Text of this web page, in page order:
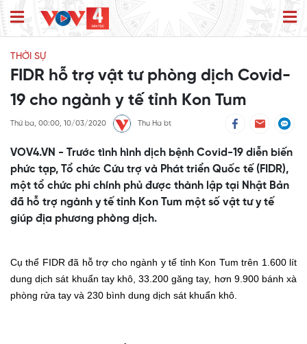
THỜI SỰ
FIDR hỗ trợ vật tư phòng dịch Covid-
19 cho ngành y tế tỉnh Kon Tum
Thứ ba, 00:00, 10/03/2020 Thu Ha bt
VOV4.VN - Trước tình hình dịch bệnh Covid-19 diễn biến
phức tạp, Tổ chức Cứu trợ và Phát triển Quốc tế (FIDR),
một tổ chức phi chính phủ được thành lập tại Nhật Bản
đã hỗ trợ ngành y tế tỉnh Kon Tum một số vật tư y tế
giúp địa phương phòng dịch.
Cụ thể FIDR đã hỗ trợ cho ngành y tế tỉnh Kon Tum trên 1.600 lít
dung dịch sát khuẩn tay khô, 33.200 găng tay, hơn 9.900 bánh xà
phòng rửa tay và 230 bình dung dịch sát khuẩn khô.